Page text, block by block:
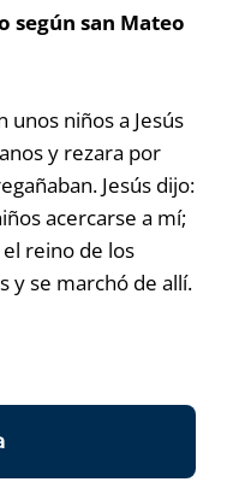
según san Mateo
unos niños a Jesús
y rezara por
Jesús dijo:
acercarse a mí;
reino de los
y se marchó de allí.